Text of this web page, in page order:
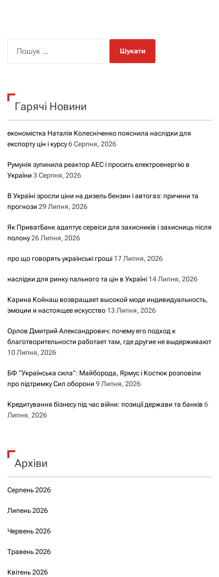
к
Гарячі Новини
економістка Наталія Колесніченко пояснила наслідки для
експорту цін і курсу6 Серпня, 2026
Румунія зупинила реактор АЕС і просить електроенергію в
України 3 Серпня, 2026
В Україні зросли ціни на дизель бензин і автогаз: причини та
прогнози 29 Липня, 2026
Як ПриватБанк адаптує сервіси для захисників і захисниць після
полону26 Липня, 2026
про що говорять українські гроші 17 Липня, 2026
наслідки для ринку пального та цін в Україні 14 Липня, 2026
Карина Койнаш возвращает высокой моде индивидуальность,
эмоции и настоящее искусство 13 Липня, 2026
Орлов Дмитрий Александрович: почему его подход к
благотворительности работает там, где другие не выдерживают
10 Липня, 2026
БФ “Українська сила”: Майборода, Ярмус і Костюк розповіли
про підтримку Сил оборони 9 Липня, 2026
Кредитування бізнесу під час війни: позиції держави та банків 6
Липня, 2026
Архіви
Серпень 2026
Липень 2026
Червень 2026
Травень 2026
Квітень 2026